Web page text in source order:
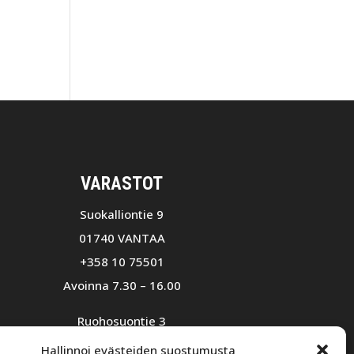
Hallinnoi evästeiden suostumusta
VARASTOT
Suokalliontie 9
01740 VANTAA
+358 10 75501
Avoinna 7.30 – 16.00
Ruohosuontie 3
02580 Siuntio